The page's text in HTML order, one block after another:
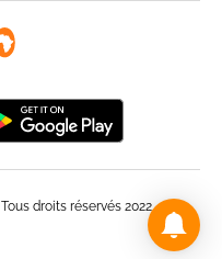
droits réservés 2022